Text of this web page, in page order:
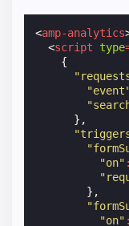
<amp-analytics
<script type
{
},
"on" :
},
"on" :